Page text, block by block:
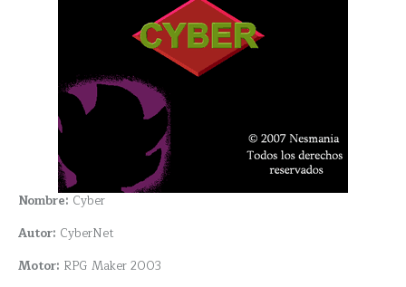
Nombre: Cyber
Autor: CyberNet
Motor: RPG Maker 2003